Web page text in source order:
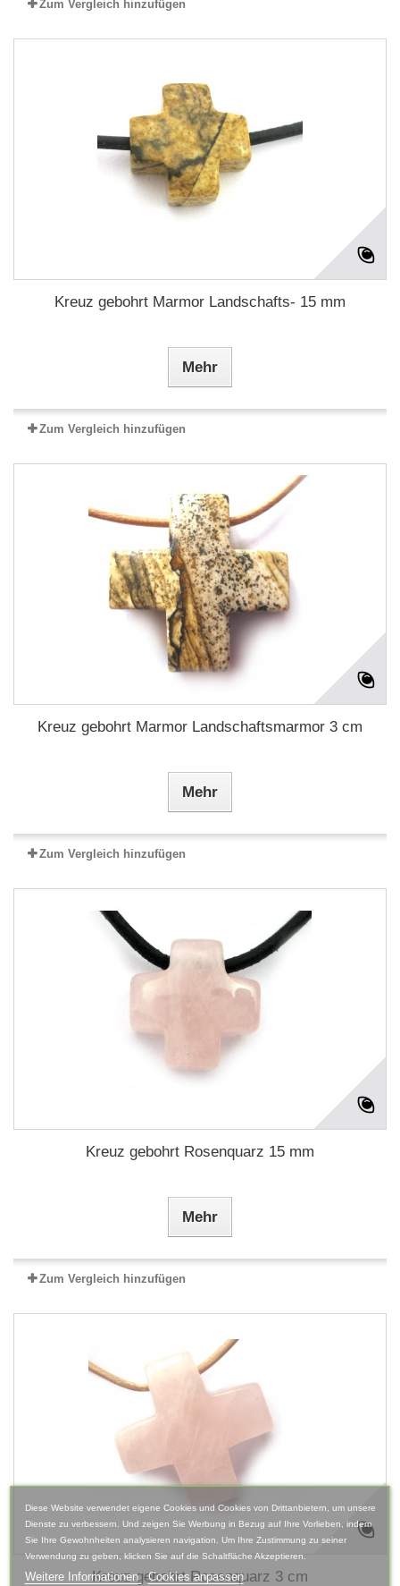
Zum Vergleich hinzufügen
Kreuz gebohrt Marmor Landschafts- 15 mm
Mehr
Zum Vergleich hinzufügen
Kreuz gebohrt Marmor Landschaftsmarmor 3 cm
Mehr
Zum Vergleich hinzufügen
Kreuz gebohrt Rosenquarz 15 mm
Mehr
Zum Vergleich hinzufügen
Kreuz gebohrt Rosenquarz 3 cm
Diese Website verwendet eigene Cookies und Cookies von Drittanbietern, um unsere
Dienste zu verbessern. Und zeigen Sie Werbung in Bezug auf Ihre Vorlieben, indem
Sie Ihre Gewohnheiten analysieren navigation. Um Ihre Zustimmung zu seiner
Verwendung zu geben, klicken Sie auf die Schaltfläche Akzeptieren.
Weitere Informationen Cookies anpassen